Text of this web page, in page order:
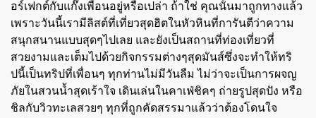
อร์เฟกต์กับแก๊งเพื่อนอยู่หรือเปล่า ถ้าใช่ คุณนั้นมาถูกทางแล้ว
เพราะวันนี้เรามีลิสต์ที่เที่ยวสุดฮิตในหัวหินที่การันตีว่าความ
สนุกสนานแบบสุดๆไปเลย และยังเป็นสถานที่ท่องเที่ยวที่
สวยงามและเต็มไปด้วยกิจกรรมต่างๆสุดมันส์ซึ่งจะทำให้ทริ
ปนี้เป็นทริปที่เพื่อนๆ ทุกท่านไม่มีวันลืม ไม่ว่าจะเป็นการผจญ
ภัยในสวนน้ำสุดเร้าใจ เดินเล่นในคาเฟ่ชิคๆ ถ่ายรูปสุดปัง หรือ
ชิลกับวิวทะเลสวยๆ ทุกที่ถูกคัดสรรมาแล้วว่าต้องโดนใจ